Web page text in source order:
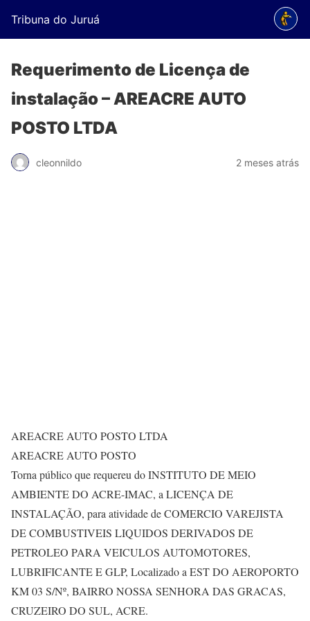
Tribuna do Juruá
Requerimento de Licença de
instalação – AREACRE AUTO
POSTO LTDA
cleonnildo 2 meses atrás
AREACRE AUTO POSTO LTDA
AREACRE AUTO POSTO
Torna público que requereu do INSTITUTO DE MEIO
AMBIENTE DO ACRE-IMAC, a LICENÇA DE
INSTALAÇÃO, para atividade de COMERCIO VAREJISTA
DE COMBUSTIVEIS LIQUIDOS DERIVADOS DE
PETROLEO PARA VEICULOS AUTOMOTORES,
LUBRIFICANTE E GLP, Localizado a EST DO AEROPORTO
KM 03 S/Nº, BAIRRO NOSSA SENHORA DAS GRACAS,
CRUZEIRO DO SUL, ACRE.